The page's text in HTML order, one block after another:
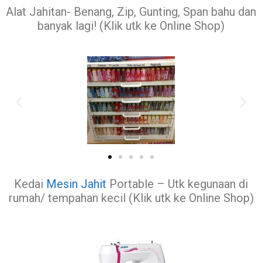
Alat Jahitan- Benang, Zip, Gunting, Span bahu dan
banyak lagi! (Klik utk ke Online Shop)
Kedai Mesin Jahit Portable – Utk kegunaan di
rumah/ tempahan kecil (Klik utk ke Online Shop)